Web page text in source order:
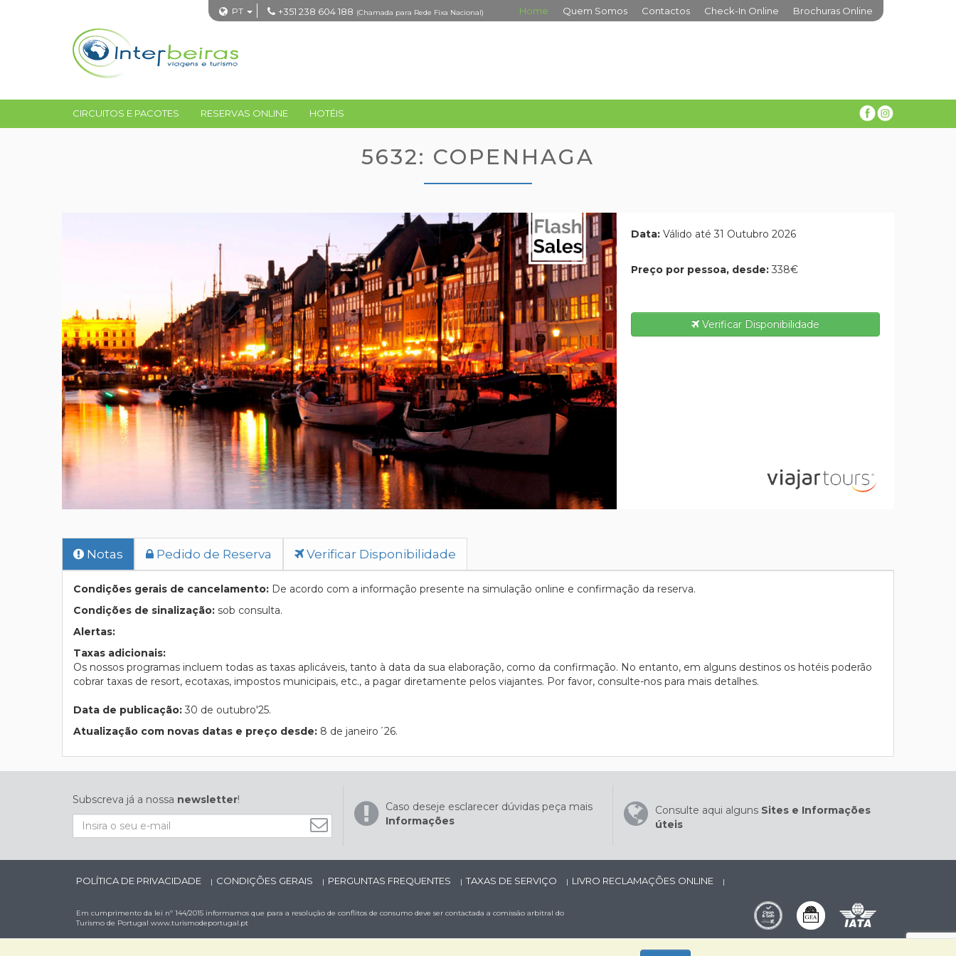
PT +351 238 604 188 (Chamada para Rede Fixa Nacional) Home Quem Somos Contactos Check-In Online Brochuras Online
CIRCUITOS E PACOTES RESERVAS ONLINE HOTÉIS
5632: COPENHAGA
Data: Válido até 31 Outubro 2026
Preço por pessoa, desde: 338€
Verificar Disponibilidade
Notas Pedido de Reserva Verificar Disponibilidade
Condições gerais de cancelamento: De acordo com a informação presente na simulação online e confirmação da reserva.
Condições de sinalização: sob consulta.
Alertas:
Taxas adicionais:
Os nossos programas incluem todas as taxas aplicáveis, tanto à data da sua elaboração, como da confirmação. No entanto, em alguns destinos os hotéis poderão
cobrar taxas de resort, ecotaxas, impostos municipais, etc., a pagar diretamente pelos viajantes. Por favor, consulte-nos para mais detalhes.
Data de publicação: 30 de outubro'25.
Atualização com novas datas e preço desde: 8 de janeiro´26.
Subscreva já a nossa newsletter!
Caso deseje esclarecer dúvidas peça mais
Informações
Consulte aqui alguns Sites e Informações
úteis
POLÍTICA DE PRIVACIDADE | CONDIÇÕES GERAIS | PERGUNTAS FREQUENTES | TAXAS DE SERVIÇO | LIVRO RECLAMAÇÕES ONLINE |
Em cumprimento da lei nº 144/2015 informamos que para a resolução de conflitos de consumo deve ser contactada a comissão arbitral do
Turismo de Portugal www.turismodeportugal.pt